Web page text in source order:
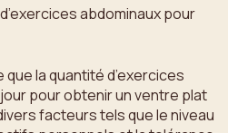
abdominaux pour
la quantité d’exercices
pour obtenir un ventre plat
facteurs tels que le niveau